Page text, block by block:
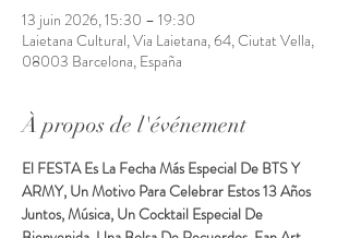
13 juin 2026, 15:30 – 19:30
Laietana Cultural, Via Laietana, 64, Ciutat Vella,
08003 Barcelona, España
À propos de l'événement
El FESTA Es La Fecha Más Especial De BTS Y
ARMY, Un Motivo Para Celebrar Estos 13 Años
Juntos, Música, Un Cocktail Especial De